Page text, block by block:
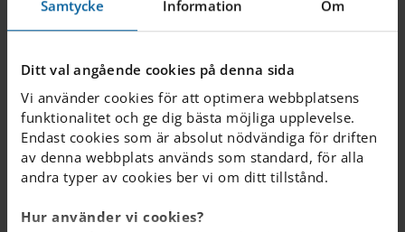
Samtycke Information Om
Ditt val angående cookies på denna sida
Vi använder cookies för att optimera webbplatsens
funktionalitet och ge dig bästa möjliga upplevelse.
Endast cookies som är absolut nödvändiga för driften
av denna webbplats används som standard, för alla
andra typer av cookies ber vi om ditt tillstånd.
Hur använder vi cookies?
När kan jag ställa
mitt barn i kö?
Kan jag ansöka även
om vi inte bor i